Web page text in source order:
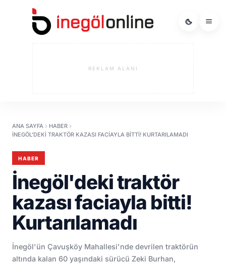
REKLAM ALANI
ANA SAYFA
HABER
İNEGÖL'DEKI TRAKTÖR KAZASI FACIAYLA BITTI! KURTARILAMADI
HABER
İnegöl'deki traktör
kazası faciayla bitti!
Kurtarılamadı
İnegöl'ün Çavuşköy Mahallesi'nde devrilen traktörün
altında kalan 60 yaşındaki sürücü Zeki Burhan,